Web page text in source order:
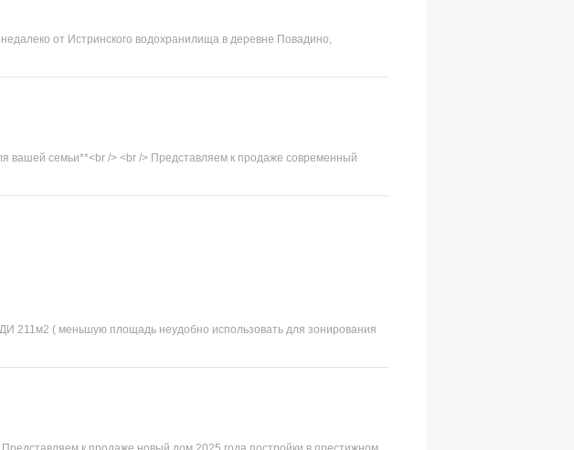
от Истринского водохранилища в деревне Повадино,
вашей семьи**<br /> <br /> Представляем к продаже современный
( меньшую площадь неудобно использовать для зонирования